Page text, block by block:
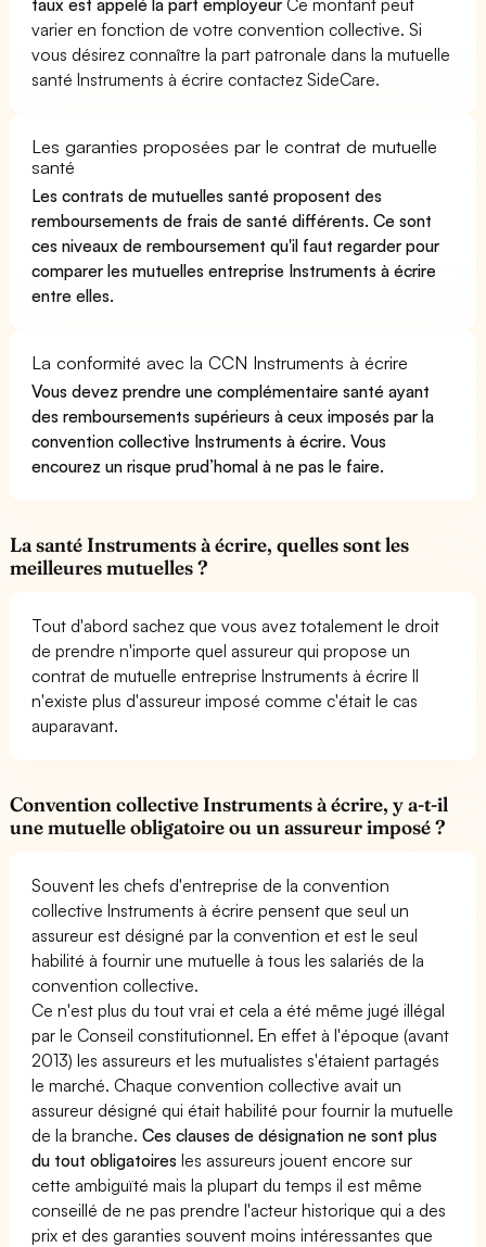
varier en fonction de votre convention collective. Si
vous désirez connaître la part patronale dans la mutuelle
santé Instruments à écrire contactez SideCare.
Les garanties proposées par le contrat de mutuelle
santé
Les contrats de mutuelles santé proposent des
remboursements de frais de santé différents. Ce sont
ces niveaux de remboursement qu'il faut regarder pour
comparer les mutuelles entreprise Instruments à écrire
entre elles.
La conformité avec la CCN Instruments à écrire
Vous devez prendre une complémentaire santé ayant
des remboursements supérieurs à ceux imposés par la
convention collective Instruments à écrire. Vous
encourez un risque prud’homal à ne pas le faire.
La santé Instruments à écrire, quelles sont les
meilleures mutuelles ?
Tout d'abord sachez que vous avez totalement le droit
de prendre n'importe quel assureur qui propose un
contrat de mutuelle entreprise Instruments à écrire Il
n'existe plus d'assureur imposé comme c'était le cas
auparavant.
Convention collective Instruments à écrire, y a-t-il
une mutuelle obligatoire ou un assureur imposé ?
Souvent les chefs d'entreprise de la convention
collective Instruments à écrire pensent que seul un
assureur est désigné par la convention et est le seul
habilité à fournir une mutuelle à tous les salariés de la
convention collective.
Ce n'est plus du tout vrai et cela a été même jugé illégal
par le Conseil constitutionnel. En effet à l'époque (avant
2013) les assureurs et les mutualistes s'étaient partagés
le marché. Chaque convention collective avait un
assureur désigné qui était habilité pour fournir la mutuelle
de la branche.Ces clauses de désignation ne sont plus
du tout obligatoires les assureurs jouent encore sur
cette ambiguïté mais la plupart du temps il est même
conseillé de ne pas prendre l'acteur historique qui a des
prix et des garanties souvent moins intéressantes que